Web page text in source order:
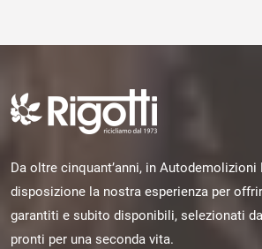
Da oltre cinquant’anni, in
disposizione la nostra esperienza per
garantiti e subito disponibili, selezionati
pronti per una seconda vita.